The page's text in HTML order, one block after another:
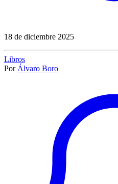
18 de diciembre 2025
Libros
Por Álvaro Boro